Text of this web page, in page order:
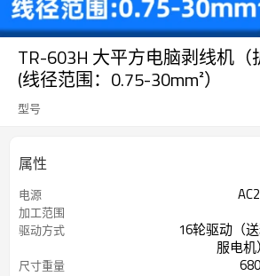
TR-603H 大平方电脑剥线机（
(线径范围：0.75-30mm²）
型号
属性
电源
加工范围
驱动方式
16轮驱动（
服电
尺寸重量